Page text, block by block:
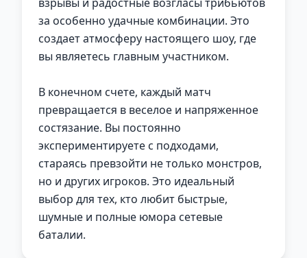
за особенно удачные комбинации. Это
создает атмосферу настоящего шоу, где
вы являетесь главным участником.
В конечном счете, каждый матч
превращается в веселое и напряженное
состязание. Вы постоянно
экспериментируете с подходами,
стараясь превзойти не только монстров,
но и других игроков. Это идеальный
выбор для тех, кто любит быстрые,
шумные и полные юмора сетевые
баталии.